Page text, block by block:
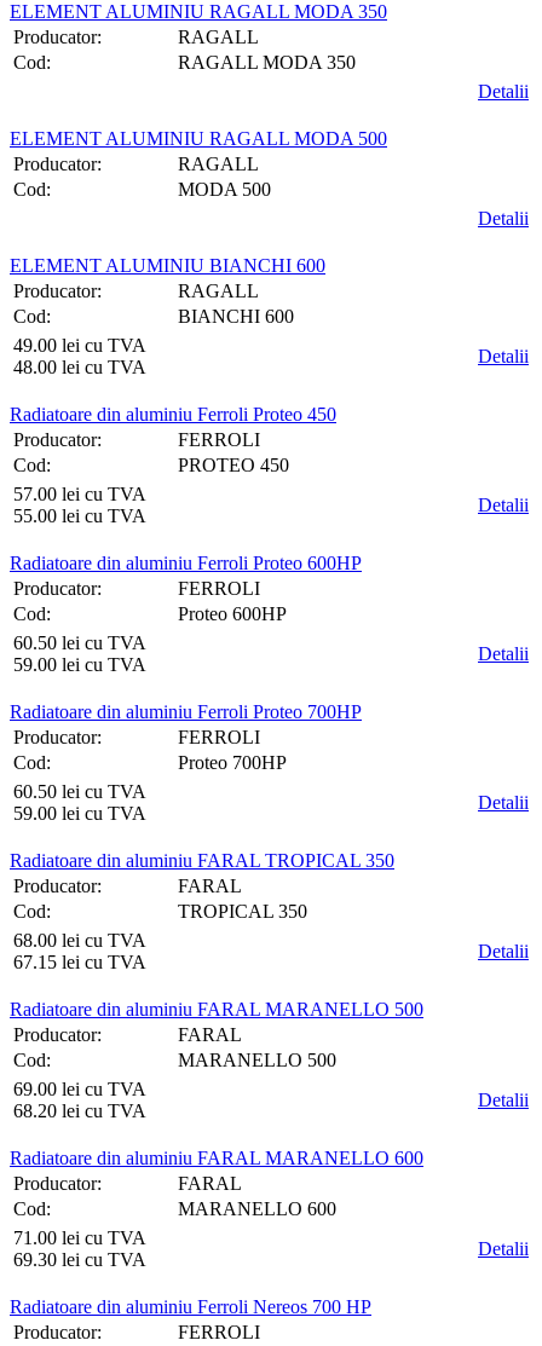
ELEMENT ALUMINIU RAGALL MODA 350
Producator:
RAGALL
Cod:
RAGALL MODA 350
Detalii
ELEMENT ALUMINIU RAGALL MODA 500
Producator:
RAGALL
Cod:
MODA 500
Detalii
ELEMENT ALUMINIU BIANCHI 600
Producator:
RAGALL
Cod:
BIANCHI 600
49.00 lei cu TVA
48.00 lei cu TVA
Detalii
Radiatoare din aluminiu Ferroli Proteo 450
Producator:
FERROLI
Cod:
PROTEO 450
57.00 lei cu TVA
55.00 lei cu TVA
Detalii
Radiatoare din aluminiu Ferroli Proteo 600HP
Producator:
FERROLI
Cod:
Proteo 600HP
60.50 lei cu TVA
59.00 lei cu TVA
Detalii
Radiatoare din aluminiu Ferroli Proteo 700HP
Producator:
FERROLI
Cod:
Proteo 700HP
60.50 lei cu TVA
59.00 lei cu TVA
Detalii
Radiatoare din aluminiu FARAL TROPICAL 350
Producator:
FARAL
Cod:
TROPICAL 350
68.00 lei cu TVA
67.15 lei cu TVA
Detalii
Radiatoare din aluminiu FARAL MARANELLO 500
Producator:
FARAL
Cod:
MARANELLO 500
69.00 lei cu TVA
68.20 lei cu TVA
Detalii
Radiatoare din aluminiu FARAL MARANELLO 600
Producator:
FARAL
Cod:
MARANELLO 600
71.00 lei cu TVA
69.30 lei cu TVA
Detalii
Radiatoare din aluminiu Ferroli Nereos 700 HP
Producator:
FERROLI